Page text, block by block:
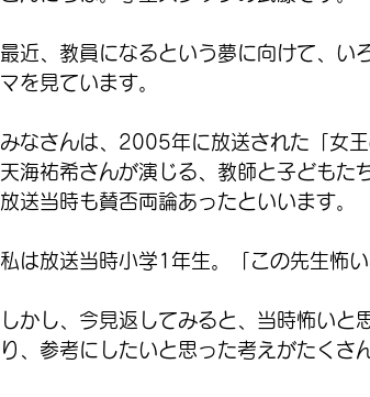
最近、教員になるという夢に向けて、い
マを見ています。
みなさんは、2005年に放送された「女
天海祐希さんが演じる、教師と子どもた
放送当時も賛否両論あったといいます。
私は放送当時小学1年生。「この先生怖
しかし、今見返してみると、当時怖いと
り、参考にしたいと思った考えがたくさ